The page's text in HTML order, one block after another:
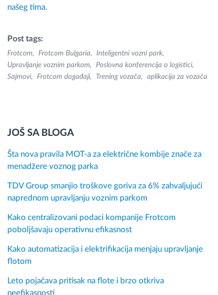
našeg tima.
Post tags:
Frotcom Frotcom Bulgaria
Inteligentni vozni park
Upravljanje voznim parkom
Poslovna konferencija o logistici
Sajmovi
Frotcom događaji Trening vozača aplikacija za vozača
JOŠ SA BLOGA
Šta nova pravila MOT-a za električne kombije znače za
menadžere voznog parka
TDV Group smanjio troškove goriva za 6% zahvaljujući
naprednom upravljanju voznim parkom
Kako centralizovani podaci kompanije Frotcom
poboljšavaju operativnu efikasnost
Kako automatizacija i elektrifikacija menjaju upravljanje
flotom
Leto pojačava pritisak na flote i brzo otkriva
neefikasnosti